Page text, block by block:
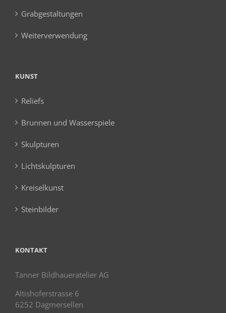
Grabgestaltungen
Weiterverwendung
KUNST
Reliefs
Brunnen und Wasserspiele
Skulpturen
Lichtskulpturen
Kreiselkunst
Steinbilder
KONTAKT
Tanner Bildhaueratelier AG
Altishoferstrasse 6
6252 Dagmersellen